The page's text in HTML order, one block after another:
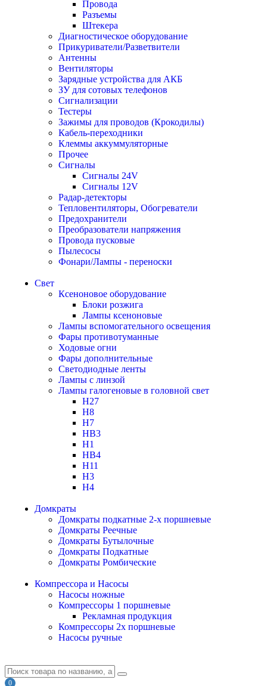
Провода
Разъемы
Штекера
Диагностическое оборудование
Прикуриватели/Разветвители
Антенны
Вентиляторы
Зарядные устройства для АКБ
ЗУ для сотовых телефонов
Сигнализации
Тестеры
Зажимы для проводов (Крокодилы)
Кабель-переходники
Клеммы аккуммуляторные
Прочее
Сигналы
Сигналы 24V
Сигналы 12V
Радар-детекторы
Тепловентиляторы, Обогреватели
Предохранители
Преобразователи напряжения
Провода пусковые
Пылесосы
Фонари/Лампы - переноски
Свет
Ксеноновое оборудование
Блоки розжига
Лампы ксеноновые
Лампы вспомогательного освещения
Фары противотуманные
Ходовые огни
Фары дополнительные
Светодиодные ленты
Лампы с линзой
Лампы галогеновые в головной свет
H27
H8
H7
HB3
H1
HB4
H11
H3
H4
Домкраты
Домкраты подкатные 2-х поршневые
Домкраты Реечные
Домкраты Бутылочные
Домкраты Подкатные
Домкраты Ромбические
Компрессора и Насосы
Насосы ножные
Компрессоры 1 поршневые
Рекламная продукция
Компрессоры 2х поршневые
Насосы ручные
0